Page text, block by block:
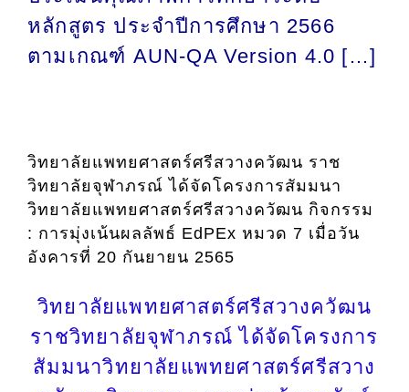
หลักสูตร ประจำปีการศึกษา 2566
ตามเกณฑ์ AUN-QA Version 4.0 […]
วิทยาลัยแพทยศาสตร์ศรีสวางควัฒน ราช
วิทยาลัยจุฬาภรณ์ ได้จัดโครงการสัมมนา
วิทยาลัยแพทยศาสตร์ศรีสวางควัฒน กิจกรรม
: การมุ่งเน้นผลลัพธ์ EdPEx หมวด 7 เมื่อวัน
อังคารที่ 20 กันยายน 2565
วิทยาลัยแพทยศาสตร์ศรีสวางควัฒน
ราชวิทยาลัยจุฬาภรณ์ ได้จัดโครงการ
สัมมนาวิทยาลัยแพทยศาสตร์ศรีสวาง